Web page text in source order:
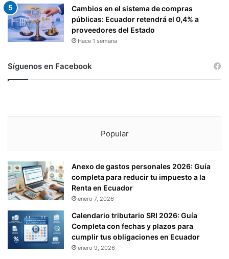
Cambios en el sistema de compras
públicas: Ecuador retendrá el 0,4% a
proveedores del Estado
Hace 1 semana
Síguenos en Facebook
Popular
Anexo de gastos personales 2026: Guía
completa para reducir tu impuesto a la
Renta en Ecuador
enero 7, 2026
Calendario tributario SRI 2026: Guía
Completa con fechas y plazos para
cumplir tus obligaciones en Ecuador
enero 9, 2026